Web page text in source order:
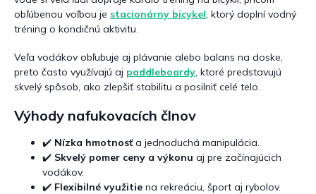
obľúbenou voľbou je stacionárny bicykel, ktorý doplní vodný
tréning o kondičnú aktivitu.
Veľa vodákov obľubuje aj plávanie alebo balans na doske,
preto často využívajú aj paddleboardy, ktoré predstavujú
skvelý spôsob, ako zlepšiť stabilitu a posilniť celé telo.
Výhody nafukovacích člnov
✔️ Nízka hmotnosť a jednoduchá manipulácia.
✔️ Skvelý pomer ceny a výkonu aj pre začínajúcich
vodákov.
✔️ Flexibilné využitie na rekreáciu, šport aj rybolov.